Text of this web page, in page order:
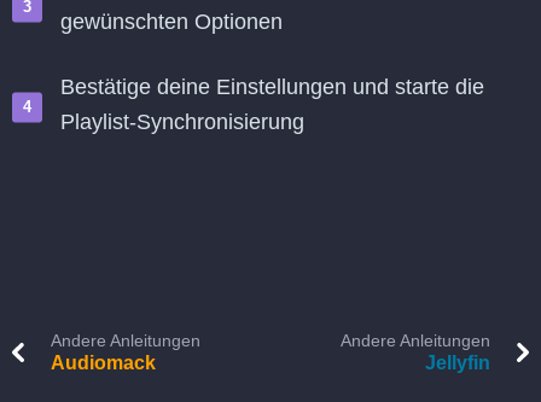
gewünschten Optionen
Bestätige deine Einstellungen und starte die
Playlist-Synchronisierung
Andere Anleitungen
Audiomack
Andere Anleitungen
Jellyfin